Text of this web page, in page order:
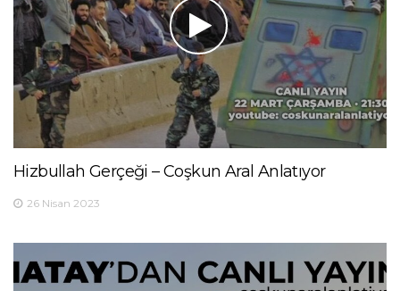
Hizbullah Gerçeği – Coşkun Aral Anlatıyor
26 Nisan 2023